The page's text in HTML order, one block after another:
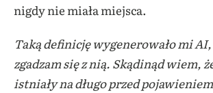
nigdy nie miała miejsca.
Taką definicję wygenerowało mi
zgadzam się z nią. Skądinąd wiem,
istniały na długo przed